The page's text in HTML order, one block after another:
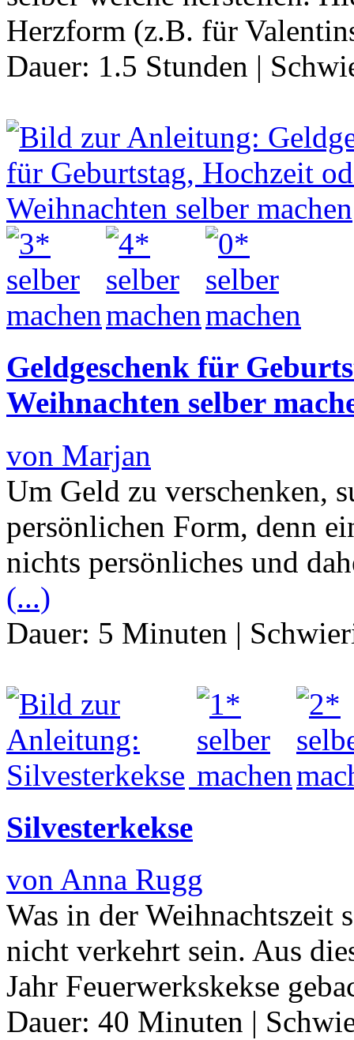
Herzform (z.B. für
Dauer: 1.5 Stunden |
Geldgeschenk für
Weihnachten selber
von Marjan
Um Geld zu verschenken,
persönlichen Form, denn
nichts persönliches und
(...)
Dauer: 5 Minuten |
Silvesterkekse
von Anna Rugg
Was in der Weihnachtszeit
nicht verkehrt sein. Aus
Jahr Feuerwerkskekse
Dauer: 40 Minuten |